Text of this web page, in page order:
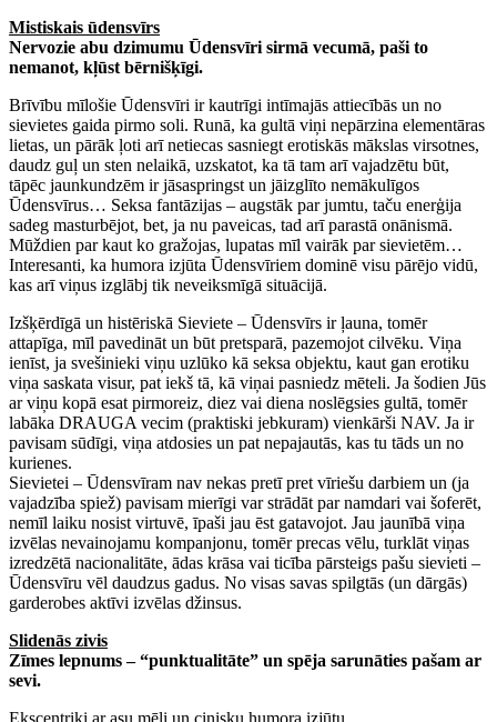
Mistiskais ūdensvīrs
Nervozie abu dzimumu Ūdensvīri sirmā vecumā, paši to
nemanot, kļūst bērnišķīgi.
Brīvību mīlošie Ūdensvīri ir kautrīgi intīmajās attiecībās un no
sievietes gaida pirmo soli. Runā, ka gultā viņi nepārzina elementāras
lietas, un pārāk ļoti arī netiecas sasniegt erotiskās mākslas virsotnes,
daudz guļ un sten nelaikā, uzskatot, ka tā tam arī vajadzētu būt,
tāpēc jaunkundzēm ir jāsaspringst un jāizglīto nemākulīgos
Ūdensvīrus… Seksa fantāzijas – augstāk par jumtu, taču enerģija
sadeg masturbējot, bet, ja nu paveicas, tad arī parastā onānismā.
Mūždien par kaut ko gražojas, lupatas mīl vairāk par sievietēm…
Interesanti, ka humora izjūta Ūdensvīriem dominē visu pārējo vidū,
kas arī viņus izglābj tik neveiksmīgā situācijā.
Izšķērdīgā un histēriskā Sieviete – Ūdensvīrs ir ļauna, tomēr
attapīga, mīl pavedināt un būt pretsparā, pazemojot cilvēku. Viņa
ienīst, ja svešinieki viņu uzlūko kā seksa objektu, kaut gan erotiku
viņa saskata visur, pat iekš tā, kā viņai pasniedz mēteli. Ja šodien Jūs
ar viņu kopā esat pirmoreiz, diez vai diena noslēgsies gultā, tomēr
labāka DRAUGA vecim (praktiski jebkuram) vienkārši NAV. Ja ir
pavisam sūdīgi, viņa atdosies un pat nepajautās, kas tu tāds un no
kurienes.
Sievietei – Ūdensvīram nav nekas pretī pret vīriešu darbiem un (ja
vajadzība spiež) pavisam mierīgi var strādāt par namdari vai šoferēt,
nemīl laiku nosist virtuvē, īpaši jau ēst gatavojot. Jau jaunībā viņa
izvēlas nevainojamu kompanjonu, tomēr precas vēlu, turklāt viņas
izredzētā nacionalitāte, ādas krāsa vai ticība pārsteigs pašu sievieti –
Ūdensvīru vēl daudzus gadus. No visas savas spilgtās (un dārgās)
garderobes aktīvi izvēlas džinsus.
Slidenās zivis
Zīmes lepnums – “punktualitāte” un spēja sarunāties pašam ar
sevi.
Ekscentriķi ar asu mēli un cinisku humora izjūtu.